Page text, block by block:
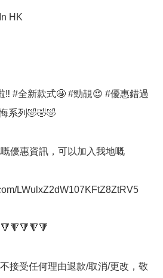
HK
‼️ #全新款式🤩 #勁靚😍 #優惠錯過
系列🤣🤣🤣
優惠資訊，可以加入我地嘅
LWulxZ2dW107KFtZ8ZtRV5
接受任何理由退款/取消/更改，敬